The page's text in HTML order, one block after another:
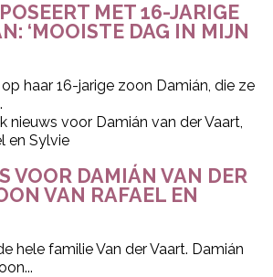
MET 16-JARIGE
‘MOOISTE DAG IN MIJN
haar 16-jarige zoon Damián, die ze
VOOR DAMIÁN VAN DER
VAN RAFAEL EN
hele familie Van der Vaart. Damián